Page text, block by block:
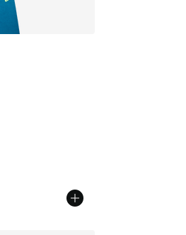
Prix en baisse de € 54,99 à